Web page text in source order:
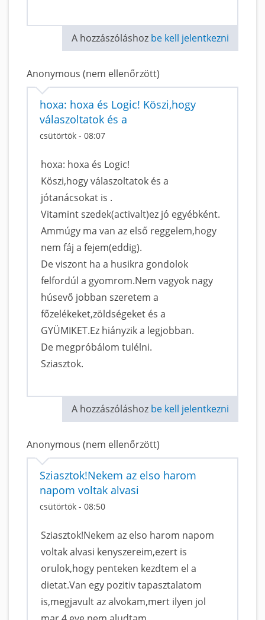
A hozzászóláshoz be kell jelentkezni
Anonymous (nem ellenőrzött)
hoxa: hoxa és Logic! Köszi,hogy
válaszoltatok és a
csütörtök - 08:07
hoxa: hoxa és Logic!
Köszi,hogy válaszoltatok és a
jótanácsokat is .
Vitamint szedek(activalt)ez jó egyébként.
Ammúgy ma van az első reggelem,hogy
nem fáj a fejem(eddig).
De viszont ha a husikra gondolok
felfordúl a gyomrom.Nem vagyok nagy
húsevő jobban szeretem a
főzelékeket,zöldségeket és a
GYÜMIKET.Ez hiányzik a legjobban.
De megpróbálom tulélni.
Sziasztok.
A hozzászóláshoz be kell jelentkezni
Anonymous (nem ellenőrzött)
Sziasztok!Nekem az elso harom
napom voltak alvasi
csütörtök - 08:50
Sziasztok!Nekem az elso harom napom
voltak alvasi kenyszereim,ezert is
orulok,hogy penteken kezdtem el a
dietat.Van egy pozitiv tapasztalatom
is,megjavult az alvokam,mert ilyen jol